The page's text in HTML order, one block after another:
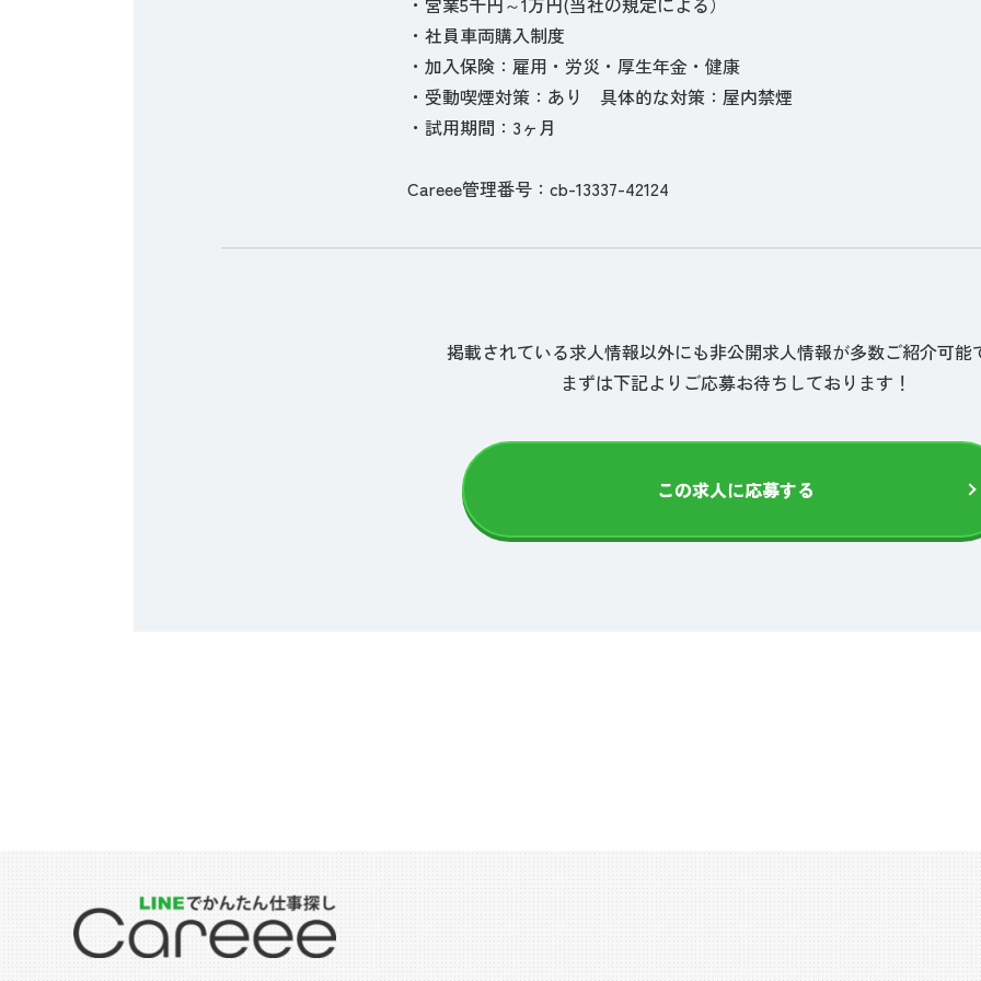
・社員車両購入制度
・加入保険：雇用・労災・厚生年金・健康
・受動喫煙対策：あり 具体的な対策：屋内禁煙
・試用期間：3ヶ月
Careee管理番号：cb-13337-42124
掲載されている求人情報以外にも非公開求人情報が多数ご紹介可能
まずは下記よりご応募お待ちしております！
この求人に応募する